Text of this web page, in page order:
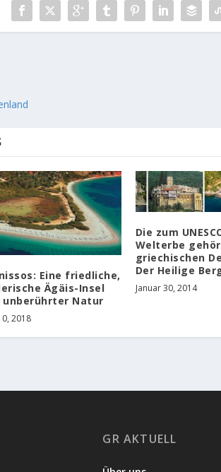
Eine friedliche,
Ägäis-Insel
Natur
2018
Die zum
Welterbe
griechischen
Der Heilige
Januar 30, 2014
GR AKTUELL